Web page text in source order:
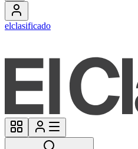
elclasificado